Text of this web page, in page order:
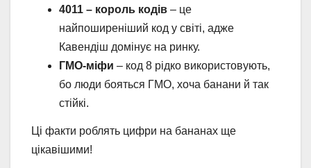
4011 – король кодів – це
найпоширеніший код у світі, адже
Кавендіш домінує на ринку.
ГМО-міфи – код 8 рідко використовують,
бо люди бояться ГМО, хоча банани й так
стійкі.
Ці факти роблять цифри на бананах ще
цікавішими!